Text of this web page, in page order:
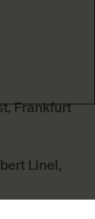
Frankfurt
Linel,